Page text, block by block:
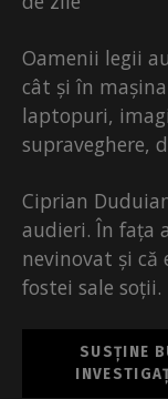
Oamenii legii
cât și în
laptopuri,
supraveghere,
Ciprian
audieri. În fața
nevinovat și că
fostei sale soții.
SUSȚINE